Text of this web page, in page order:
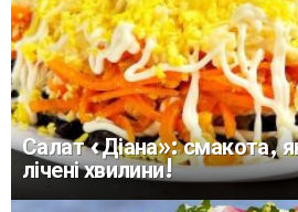
Салат «Діана»: смакота,
лічені хвилини!